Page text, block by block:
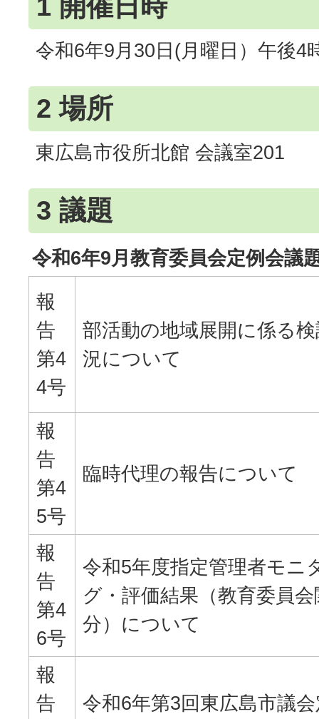
1 開催日時
令和6年9月30日(月曜日）午後4
2 場所
東広島市役所北館 会議室201
3 議題
令和6年9月教育委員会定例会議
報
告
第4
4号
部活動の地域展開に係る
況について
報
告
第4
5号
臨時代理の報告について
報
告
第4
6号
令和5年度指定管理者モニ
グ・評価結果（教育委員会
分）について
報
告
令和6年第3回東広島市議